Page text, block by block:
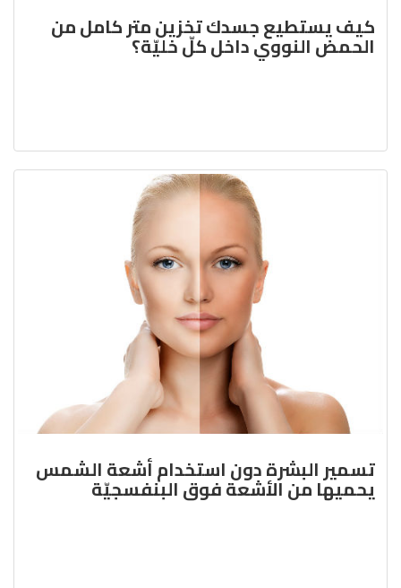
كيف يستطيع جسدك تخزين متر كامل من
الحمض النووي داخل كلّ خليّة؟
تسمير البشرة دون استخدام أشعة الشمس
يحميها من الأشعة فوق البنفسجيّة